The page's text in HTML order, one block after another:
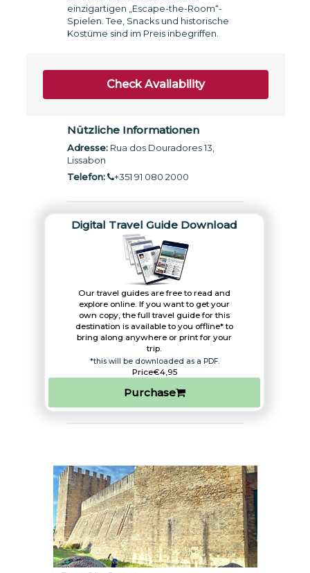
einzigartigen „Escape-the-Room“-
Spielen. Tee, Snacks und historische
Kostüme sind im Preis inbegriffen.
Nützliche Informationen
Adresse:Rua dos Douradores 13,
Lissabon
Telefon:
+351 91 080 2000
Check Availability
Digital Travel Guide Download
Our travel guides are free to read and
explore online. If you want to get your
own copy, the full travel guide for this
destination is available to you offline* to
bring along anywhere or print for your
trip.​
*this will be downloaded as a PDF.
Price€4,95
Purchase